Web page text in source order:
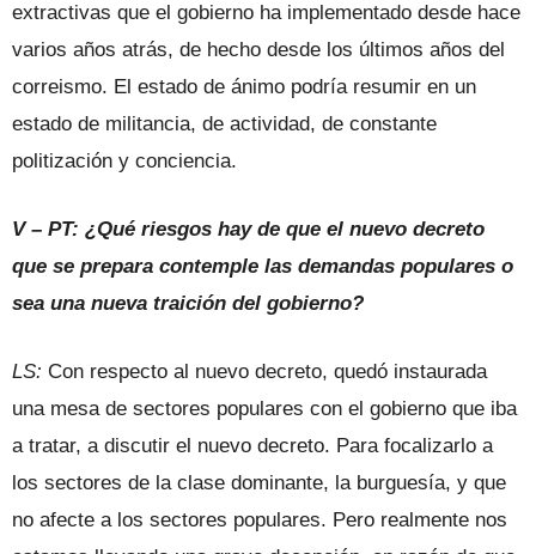
extractivas que el gobierno ha implementado desde hace
varios años atrás, de hecho desde los últimos años del
correismo. El estado de ánimo podría resumir en un
estado de militancia, de actividad, de constante
politización y conciencia.
V – PT: ¿Qué riesgos hay de que el nuevo decreto
que se prepara contemple las demandas populares o
sea una nueva traición del gobierno?
LS: Con respecto al nuevo decreto, quedó instaurada
una mesa de sectores populares con el gobierno que iba
a tratar, a discutir el nuevo decreto. Para focalizarlo a
los sectores de la clase dominante, la burguesía, y que
no afecte a los sectores populares. Pero realmente nos